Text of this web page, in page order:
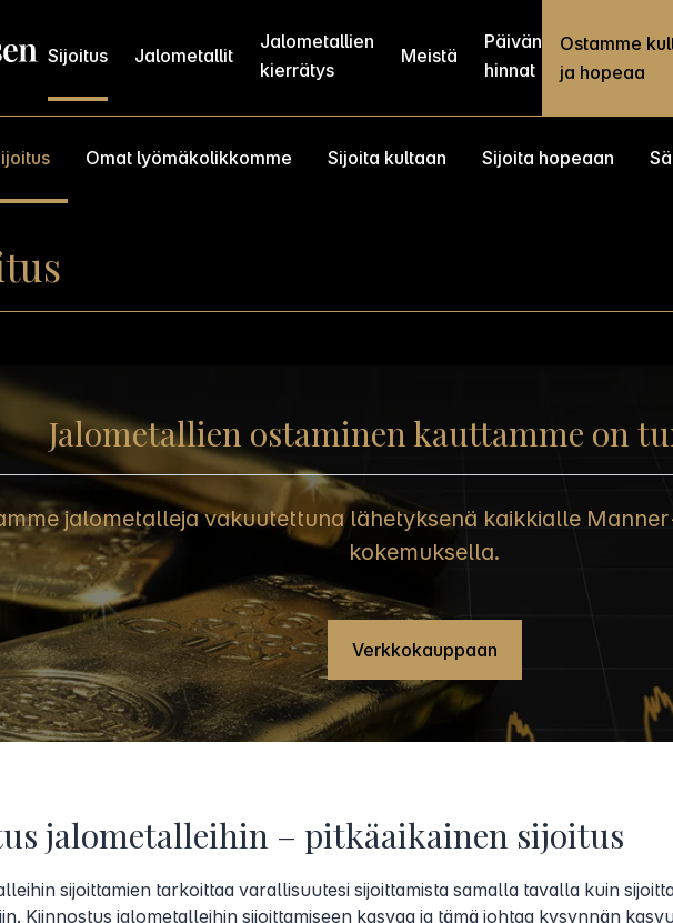
Sijoitus Jalometallit
Jalometallien
kierrätys
Meistä
Päivän
hinnat
Ostamme
ja hopeaa
Omat lyömäkolikkomme Sijoita kultaan Sijoita hopeaan
Jalometallien ostaminen kauttamme on
jalometalleja vakuutettuna lähetyksenä kaikkialle
kokemuksella.
Verkkokauppaan
jalometalleihin – pitkäaikainen sijoitus
sijoittamien tarkoittaa varallisuutesi sijoittamista samalla tavalla kuin
Kiinnostus jalometalleihin sijoittamiseen kasvaa ja tämä johtaa kysynnän